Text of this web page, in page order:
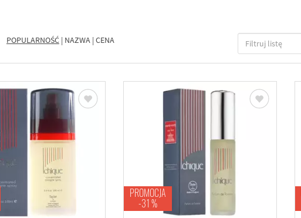
POPULARNOŚĆ | NAZWA | CENA
PROMOCJA
-31 %